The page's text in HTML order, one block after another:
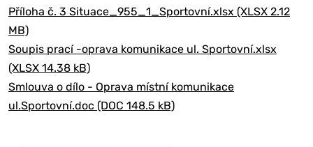
Příloha č. 3 Situace_955_1_Sportovní.xlsx (XLSX 2.12
MB)
Soupis prací -oprava komunikace ul. Sportovní.xlsx
(XLSX 14.38 kB)
Smlouva o dílo - Oprava místní komunikace
ul.Sportovní.doc (DOC 148.5 kB)